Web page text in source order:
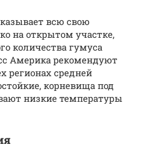
всю свою
на открытом участке,
количества гумуса
Америка рекомендуют
регионах средней
корневища под
низкие температуры